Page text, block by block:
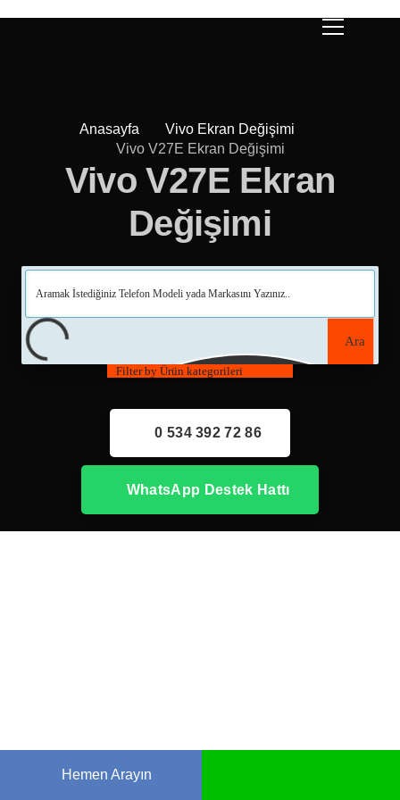
Anasayfa
Vivo Ekran Değişimi
Vivo V27E Ekran Değişimi
Vivo V27E Ekran
Değişimi
Ara
Filter by Ürün kategorileri
0 534 392 72 86
WhatsApp Destek Hattı
Hemen Arayın